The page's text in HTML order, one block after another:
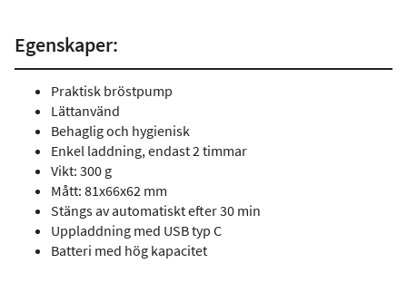
Egenskaper:
Praktisk bröstpump
Lättanvänd
Behaglig och hygienisk
Enkel laddning, endast 2 timmar
Vikt: 300 g
Mått: 81x66x62 mm
Stängs av automatiskt efter 30 min
Uppladdning med USB typ C
Batteri med hög kapacitet